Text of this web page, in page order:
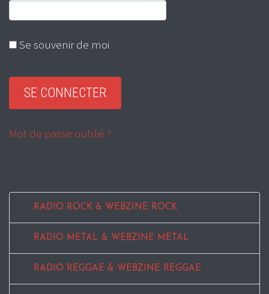
Se souvenir de moi
Mot de passe oublié ?
RADIO ROCK & WEBZINE ROCK
RADIO METAL & WEBZINE METAL
RADIO REGGAE & WEBZINE REGGAE